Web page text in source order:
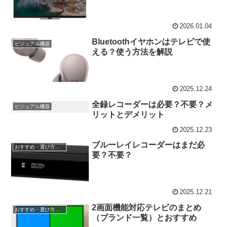
2026.01.04
ビジュアル機器
Bluetoothイヤホンはテレビで使
える？使う方法を解説
2025.12.24
ビジュアル機器
全録レコーダーは必要？不要？メ
リットとデメリット
2025.12.23
おすすめ・選び方情報
ブルーレイレコーダーはまだ必
要？不要？
2025.12.21
おすすめ・選び方情報
2画面機能対応テレビのまとめ
（ブランド一覧）とおすすめ